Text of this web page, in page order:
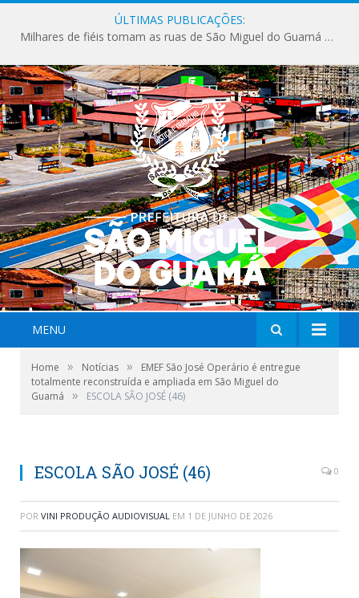
ÚLTIMAS PUBLICAÇÕES:
Milhares de fiéis tomam as ruas de São Miguel do Guamá em uma grande celebração de fé na Marcha para Jesus 2026.
MENU
Home » Notícias »
EMEF São José Operário é entregue
totalmente reconstruída e ampliada em São Miguel do
Guamá
» ESCOLA SÃO JOSÉ (46)
ESCOLA SÃO JOSÉ (46) 0
POR VINI PRODUÇÃO AUDIOVISUAL EM 1 DE JUNHO DE 2026